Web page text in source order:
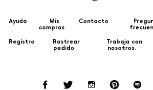
Ayuda
Mis
compras
Contacto
Registro
Rastrear
pedido
Trabaja con
nosotros.